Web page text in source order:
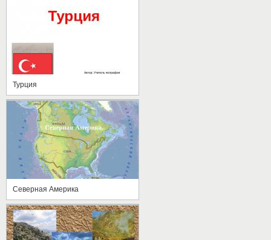
Турция
Северная Америка